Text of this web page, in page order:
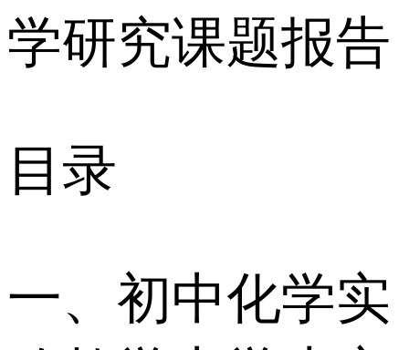
学研究课题报告
目录
一、初中化学实